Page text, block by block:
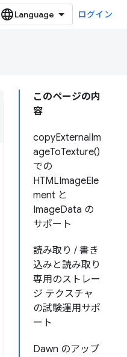
ログイン
このページの内
容
copyExternalIm
ageToTexture()
での
HTMLImageEle
ment と
ImageData の
サポート
読み取り / 書き
込みと読み取り
専用のストレー
ジ テクスチャ
の試験運用サポ
ート
Dawn のアップ